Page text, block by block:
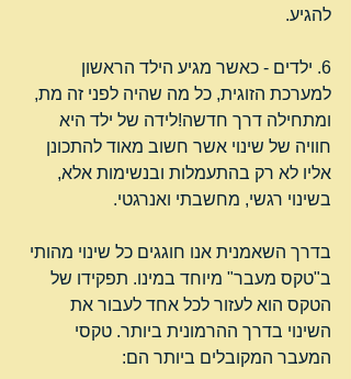
להגיע.
6. ילדים - כאשר מגיע הילד הראשון
למערכת הזוגית, כל מה שהיה לפני זה מת,
ומתחילה דרך חדשה!לידה של ילד היא
חוויה של שינוי אשר חשוב מאוד להתכונן
אליו לא רק בהתעמלות ובנשימות אלא,
בשינוי רגשי, מחשבתי ואנרגטי.
בדרך השאמנית אנו חוגגים כל שינוי מהותי
ב"טקס מעבר" מיוחד במינו. תפקידו של
הטקס הוא לעזור לכל אחד לעבור את
השינוי בדרך ההרמונית ביותר. טקסי
המעבר המקובלים ביותר הם: